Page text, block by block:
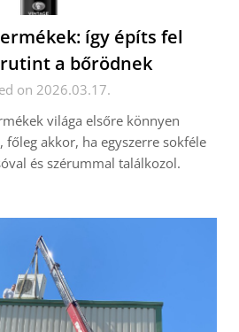
így építs fel
a bőrödnek
on 2026.03.17.
világa elsőre könnyen
akkor, ha egyszerre sokféle
és szérummal találkozol.